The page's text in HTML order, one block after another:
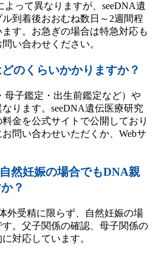
って異なりますが、seeDNA遺
到着後おおむね数日～2週間程
す。お急ぎの場合は特急対応も
い合わせください。
のくらいかかりますか？
母子鑑定・出生前鑑定など）や
ります。seeDNA遺伝医療研究
金を公式サイトで公開しており
問い合わせいただくか、Webサ
然妊娠の場合でもDNA親
？
外受精に限らず、自然妊娠の場
。父子関係の確認、母子関係の
対応しています。